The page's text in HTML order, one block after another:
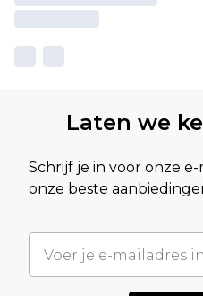
Laten we
Schrijf je in voor onze e-
onze beste